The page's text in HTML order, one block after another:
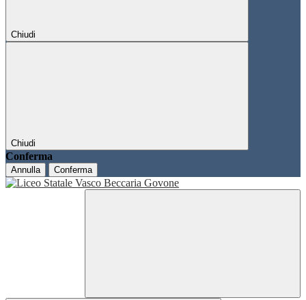
Chiudi
Chiudi
Conferma
Annulla Conferma